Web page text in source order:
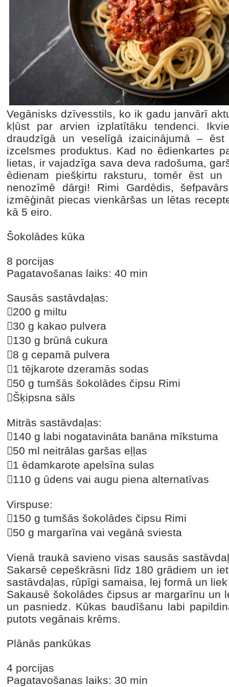
Vegānisks dzīvesstils, ko ik gadu janvārī
kļūst par arvien izplatītāku tendenci.
draudzīgā un veselīgā izaicinājumā –
izcelsmes produktus. Kad no ēdienkartes
lietas, ir vajadzīga sava deva radošuma,
ēdienam piešķirtu raksturu, tomēr ēst
nenozīmē dārgi! Rimi Gardēdis,
izmēģināt piecas vienkāršas un lētas
kā 5 eiro.
Šokolādes kūka
8 porcijas
Pagatavošanas laiks: 40 min
Sausās sastāvdaļas:
200 g miltu
30 g kakao pulvera
130 g brūnā cukura
8 g cepamā pulvera
1 tējkarote dzeramās sodas
50 g tumšās šokolādes čipsu Rimi
Šķipsna sāls
Mitrās sastāvdaļas:
140 g labi nogatavināta banāna mīkstuma
50 ml neitrālas garšas eļļas
1 ēdamkarote apelsīna sulas
110 g ūdens vai augu piena alternatīvas
Virspuse:
150 g tumšās šokolādes čipsu Rimi
50 g margarīna vai vegānā sviesta
Vienā traukā savieno visas sausās
Sakarsē cepeškrāsni līdz 180 grādiem un
sastāvdaļas, rūpīgi samaisa, lej formā un
Sakausē šokolādes čipsus ar margarīnu un
un pasniedz. Kūkas baudīšanu labi
putots vegānais krēms.
Plānās pankūkas
4 porcijas
Pagatavošanas laiks: 30 min